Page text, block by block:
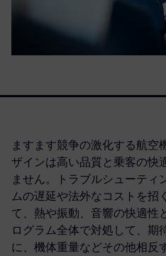
ますます競争の激化する航空
ザインは高い品質と乗客の快
ません。トラブルシューティ
ムの遅延や法外なコストを招
て、熱や振動、音響の快適性
ログラム全体で対処して、期
に、機体重量などその他相反